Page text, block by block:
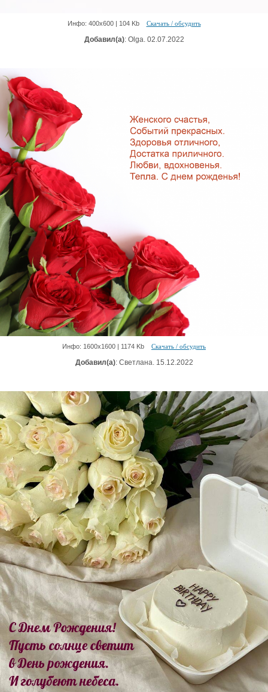
Инфо: 400х600 | 104 Kb Скачать / обсудить
Добавил(а): Olga. 02.07.2022
Инфо: 1600х1600 | 1174 Kb Скачать / обсудить
Добавил(а): Светлана. 15.12.2022